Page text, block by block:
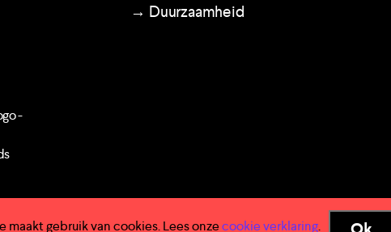
→ Duurzaamheid
maakt gebruik van cookies. Lees onzecookie verklaring.